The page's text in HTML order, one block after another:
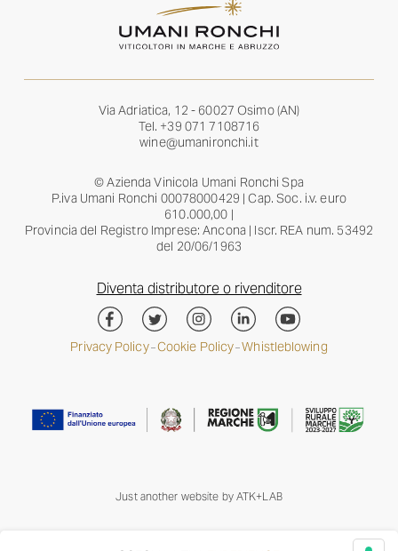
Via Adriatica, 12 - 60027 Osimo (AN)
Tel. +39 071 7108716
wine@umanironchi.it
© Azienda Vinicola Umani Ronchi Spa
P.iva Umani Ronchi 00078000429 | Cap. Soc. i.v. euro
610.000,00 |
Provincia del Registro Imprese: Ancona | Iscr. REA num. 53492
del 20/06/1963
Diventa distributore o rivenditore
Privacy Policy–Cookie Policy–Whistleblowing
Just another website by ATK+LAB